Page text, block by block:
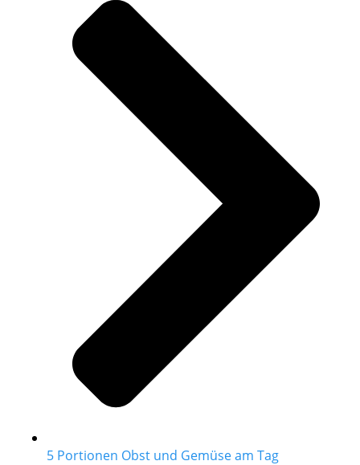
5 Portionen Obst und Gemüse am Tag